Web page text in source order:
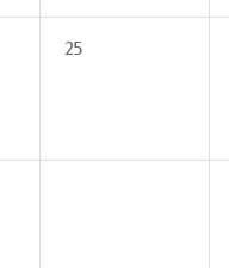
25